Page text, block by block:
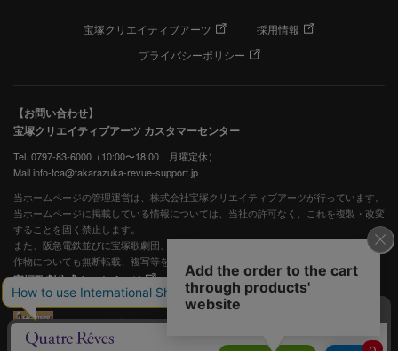
宝塚クリエイティブアーツ
採用情報
プライバシーポリシー
【お問い合わせ】
宝塚クリエイティブアーツ カスタマーセンター
Tel. 0797-83-6000（10:00〜18:00 月曜定休）
Mail info-tca@takarazuka-revue-support.jp
当ホームページの管理運営は、株式会社宝塚クリエイティブアーツが行っています。
当ホームページに掲載している情報については、当社の許可なく、これを複製・改変
することを固く禁止します。
また、阪急電鉄並びに宝塚歌劇団、宝塚クリエイティブアーツの出版物ほか写真等著
作物についても無断転載、複写等を禁じます。
宝塚歌劇公式ホームページ
JASRAC許諾番号：S0507081515
JASRAC許諾番号：9009941002Y45040